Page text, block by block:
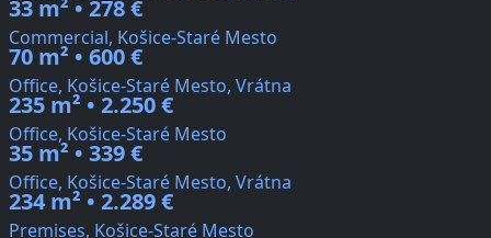
33 m² • 278 €
Commercial, Košice-Staré Mesto
70 m² • 600 €
Office, Košice-Staré Mesto, Vrátna
235 m² • 2.250 €
Office, Košice-Staré Mesto
35 m² • 339 €
Office, Košice-Staré Mesto, Vrátna
234 m² • 2.289 €
Premises, Košice-Staré Mesto